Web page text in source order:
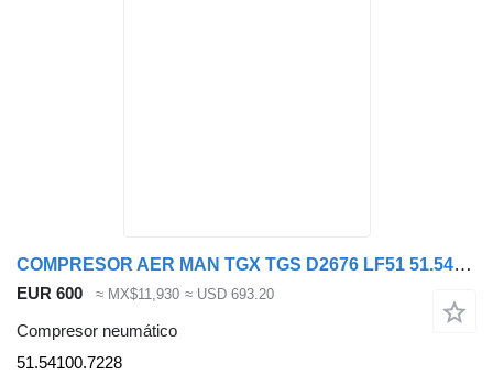
COMPRESOR AER MAN TGX TGS D2676 LF51 51.54100.7228, 51.54100.719 compresor neumático para MAN TGX TGS cabeza tractora
EUR 600 ≈ MX$11,930 ≈ USD 693.20
Compresor neumático
51.54100.7228